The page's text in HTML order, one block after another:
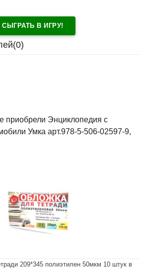
СЫГРАТЬ В ИГРУ!
0)
приобрели Энциклопедия с
Умка арт.978-5-506-02597-9,
209*345 полиэтилен 50мкм 10 штук в